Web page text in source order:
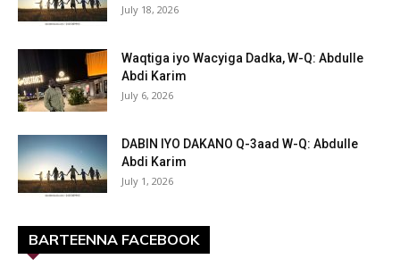
July 18, 2026
Waqtiga iyo Wacyiga Dadka, W-Q: Abdulle
Abdi Karim
July 6, 2026
DABIN IYO DAKANO Q-3aad W-Q: Abdulle
Abdi Karim
July 1, 2026
BARTEENNA FACEBOOK